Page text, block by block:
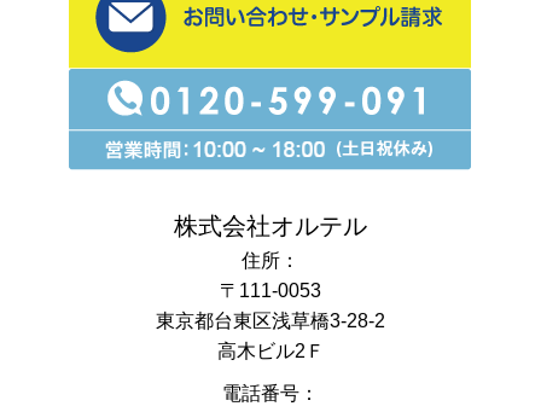
株式会社オルテル
住所：
〒111-0053
東京都台東区浅草橋3-28-2
高木ビル2Ｆ
電話番号：